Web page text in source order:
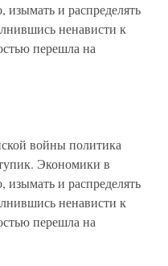
изымать и распределять
ненависти к
перешла на
войны политика
Экономики в
изымать и распределять
ненависти к
перешла на